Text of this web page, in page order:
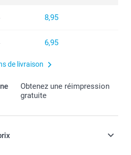
8,95
6,95
de livraison
Obtenez une réimpression
gratuite